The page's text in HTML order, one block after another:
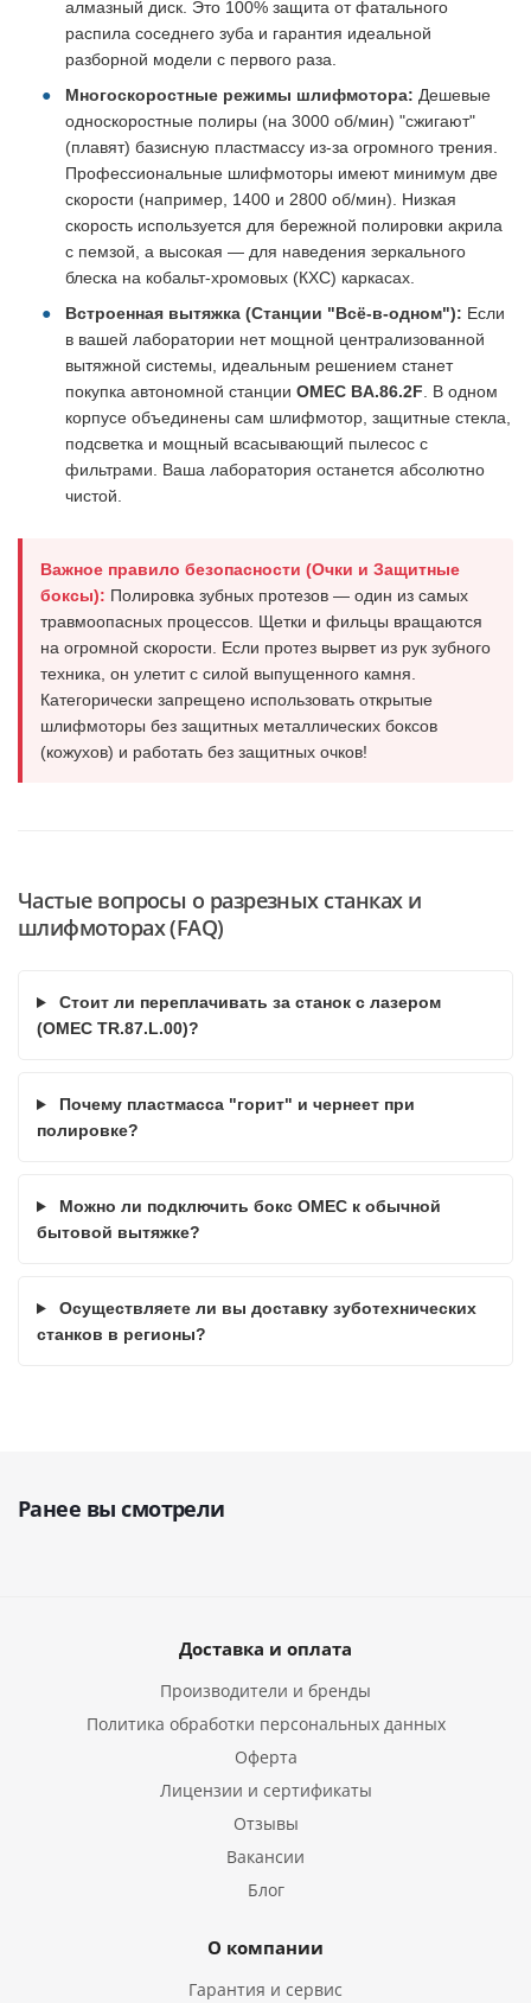
алмазный диск. Это 100% защита от фатального
распила соседнего зуба и гарантия идеальной
разборной модели с первого раза.
Многоскоростные режимы шлифмотора: Дешевые
односкоростные полиры (на 3000 об/мин) "сжигают"
(плавят) базисную пластмассу из-за огромного трения.
Профессиональные шлифмоторы имеют минимум две
скорости (например, 1400 и 2800 об/мин). Низкая
скорость используется для бережной полировки акрила
с пемзой, а высокая — для наведения зеркального
блеска на кобальт-хромовых (КХС) каркасах.
Встроенная вытяжка (Станции "Всё-в-одном"): Если
в вашей лаборатории нет мощной централизованной
вытяжной системы, идеальным решением станет
покупка автономной станции OMEC BA.86.2F . В одном
корпусе объединены сам шлифмотор, защитные стекла,
подсветка и мощный всасывающий пылесос с
фильтрами. Ваша лаборатория останется абсолютно
чистой.
Важное правило безопасности (Очки и Защитные
боксы): Полировка зубных протезов — один из самых
травмоопасных процессов. Щетки и фильцы вращаются
на огромной скорости. Если протез вырвет из рук зубного
техника, он улетит с силой выпущенного камня.
Категорически запрещено использовать открытые
шлифмоторы без защитных металлических боксов
(кожухов) и работать без защитных очков!
Частые вопросы о разрезных станках и
шлифмоторах (FAQ)
Стоит ли переплачивать за станок с лазером
(OMEC TR.87.L.00)?
Почему пластмасса "горит" и чернеет при
полировке?
Можно ли подключить бокс OMEC к обычной
бытовой вытяжке?
Осуществляете ли вы доставку зуботехнических
станков в регионы?
Ранее вы смотрели
Доставка и оплата
Производители и бренды
Политика обработки персональных данных
Оферта
Лицензии и сертификаты
Отзывы
Вакансии
Блог
О компании
Гарантия и сервис